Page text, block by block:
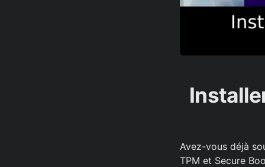
Avez-vous déjà
TPM et Secure